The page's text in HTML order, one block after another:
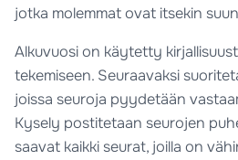
jotka molemmat ovat itsekin
Alkuvuosi on käytetty
tekemiseen. Seuraavaksi
joissa seuroja pyydetään
Kysely postitetaan seurojen
saavat kaikki seurat, joilla on